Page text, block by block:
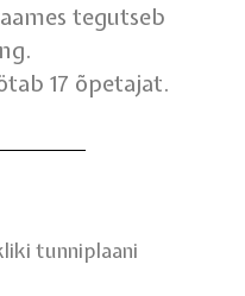
tegutseb
17 õpetajat.
tunniplaani